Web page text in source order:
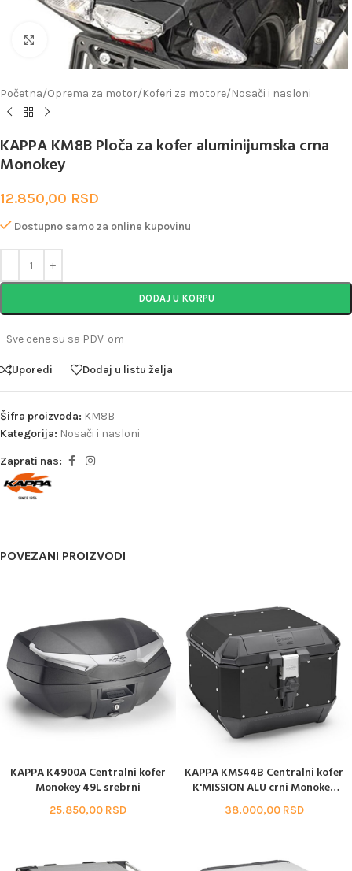
Uveličaj
Početna/Oprema za motor/Koferi za motore/Nosači i nasloni
KAPPA KM8B Ploča za kofer aluminijumska crna
Monokey
12.850,00 RSD
Dostupno samo za online kupovinu
DODAJ U KORPU
- Sve cene su sa PDV-om
Uporedi Dodaj u listu želja
Šifra proizvoda: KM8B
Kategorija: Nosači i nasloni
Zaprati nas:
POVEZANI PROIZVODI
KAPPA K4900A Centralni kofer
Monokey 49L srebrni
25.850,00 RSD
KAPPA KMS44B Centralni kofer
K'MISSION ALU crni Monokey
44L
38.000,00 RSD